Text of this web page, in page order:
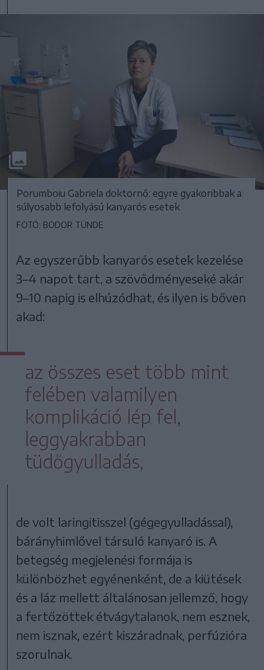
Porumboiu Gabriela doktornő: egyre gyakoribbak a
súlyosabb lefolyású kanyarós esetek
FOTÓ: BODOR TÜNDE
Az egyszerűbb kanyarós esetek kezelése
3–4 napot tart, a szövődményeseké akár
9–10 napig is elhúzódhat, és ilyen is bőven
akad:
az összes eset több mint
felében valamilyen
komplikáció lép fel,
leggyakrabban
tüdőgyulladás,
de volt laringitisszel (gégegyulladással),
bárányhimlővel társuló kanyaró is. A
betegség megjelenési formája is
különbözhet egyénenként, de a kiütések
és a láz mellett általánosan jellemző, hogy
a fertőzöttek étvágytalanok, nem esznek,
nem isznak, ezért kiszáradnak, perfúzióra
szorulnak.